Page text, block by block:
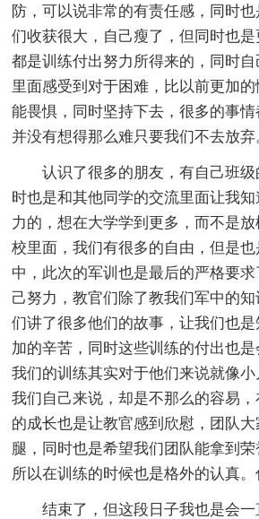
防，可以说非常的有责任感，同时
们收获很大，自己瘦了，但同时也
都是训练付出努力所得来的，同时
里面感受到对于困难，比以前更加
能畏惧，同时坚持下去，很多的事情
并没有想得那么难只要我们不去放弃
认识了很多的朋友，有自己班
时也是和其他同学的交流里面让我
力的，想在大学学到更多，而不是
校里面，我们有很多的自由，但是
中，此次的军训也是最后的严格要
己努力，教官们除了教我们军中的
们讲了很多他们的故事，让我们也
加的辛苦，同时这些训练的付出也是
我们的训练其实对于他们来说就像
我们自己来说，却是不那么的容易
的成长也是让教官感到欣慰，团队
腿，同时也是希望我们团队能拿到荣
所以在训练的时候也是格外的认真。
结束了，但这段日子我也是会